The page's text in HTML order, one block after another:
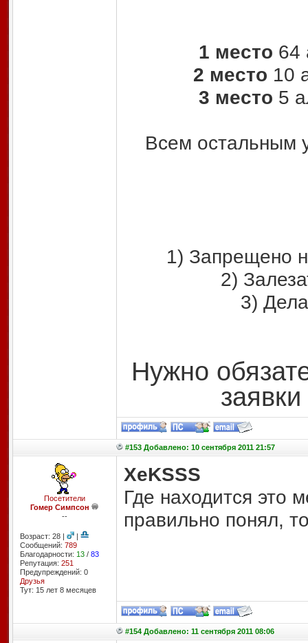
1 место 64
2 место 10
3 место 5
Всем остальным
1) Запрещено
2)
3)
Нужно
#153 Добавлено: 10 сентября 2011 21:57
Посетители
Гомер Симпсон
--
Возраст: 28 |
|
Сообщений: 789
Благодарности: 13/ 83
Репутация: 251
Предупреждений: 0
Друзья
Тут: 15 лет 8 месяцев
XeKSSS
Где находится это
правильно понял,
#154 Добавлено: 11 сентября 2011 08:06